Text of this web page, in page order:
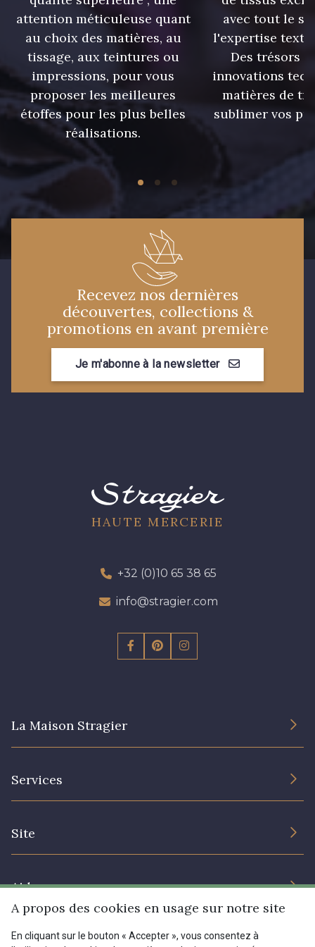
5971 - Vert Alpin
9700 - Noir
7949 - Bleu Nuit 8541 - Camel clair
3886 - Rouge Cerise
5968 - Vert bouteille
8955 - Brun foncé
10021 - Gris Acier
attention méticuleuse quant
au choix des matières, au
tissage, aux teintures ou
impressions, pour vous
proposer les meilleures
étoffes pour les plus belles
réalisations.
avec tout le
l'expertise
Des trésors
innovations
matières de
sublimer vos
Recevez nos dernières
découvertes, collections &
promotions en avant première
Je m'abonne à la newsletter
HAUTE MERCERIE
+32 (0)10 65 38 65
info@stragier.com
La Maison Stragier
Services
Site
Prix réduits
Aide
Livraison : France, Belgique, International
Menu
A propos des cookies en usage sur notre site
En cliquant sur le bouton « Accepter », vous consentez à